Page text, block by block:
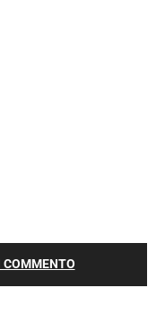
COMMENTO